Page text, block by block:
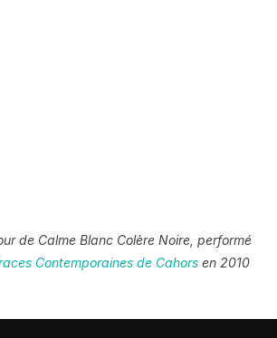
de Calme Blanc Colère Noire, performé
Contemporaines de Cahorsen 2010